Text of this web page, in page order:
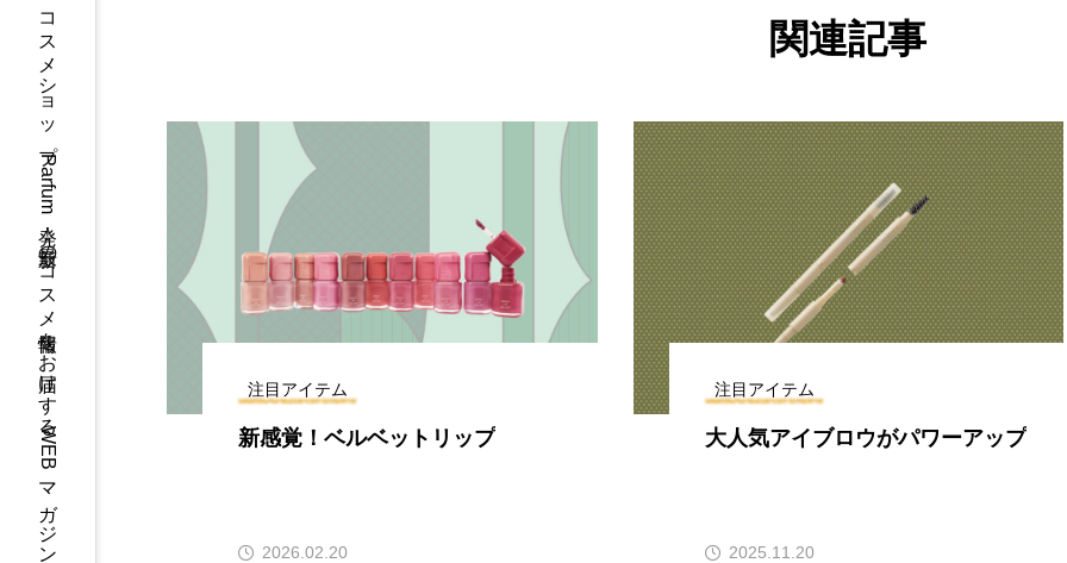
コスメショップParfum発！最新のコスメ情報をお届けするWEBマガジン 関連記事
下地
注目アイテム
新感覚！ベルベットリップ
2026.02.20
注目アイテム
大人気アイブロウがパワーアップ
2025.11.20